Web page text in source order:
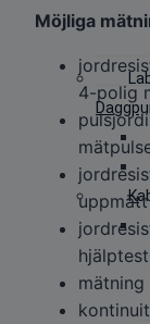
Möjliga
4-polig